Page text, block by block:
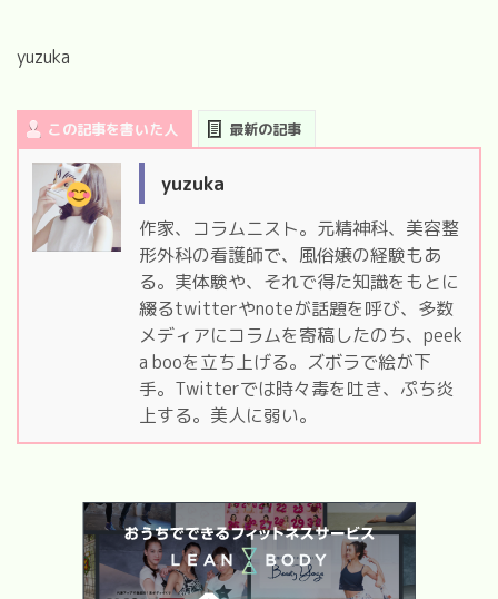
yuzuka
この記事を書いた人 最新の記事
yuzuka
作家、コラムニスト。元精神科、美容整
形外科の看護師で、風俗嬢の経験もあ
る。実体験や、それで得た知識をもとに
綴るtwitterやnoteが話題を呼び、多数
メディアにコラムを寄稿したのち、peek
a booを立ち上げる。ズボラで絵が下
手。Twitterでは時々毒を吐き、ぷち炎
上する。美人に弱い。